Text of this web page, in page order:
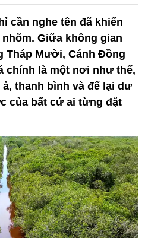
cần nghe tên đã khiến
Giữa không gian
Tháp Mười, Cánh Đồng
chính là một nơi như thế,
thanh bình và để lại dư
của bất cứ ai từng đặt